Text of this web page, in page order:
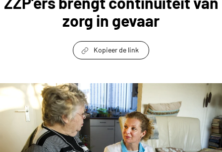
zorg in gevaar
Kopieer de link
Handhavingsbeleid voor ZZP’ers brengt